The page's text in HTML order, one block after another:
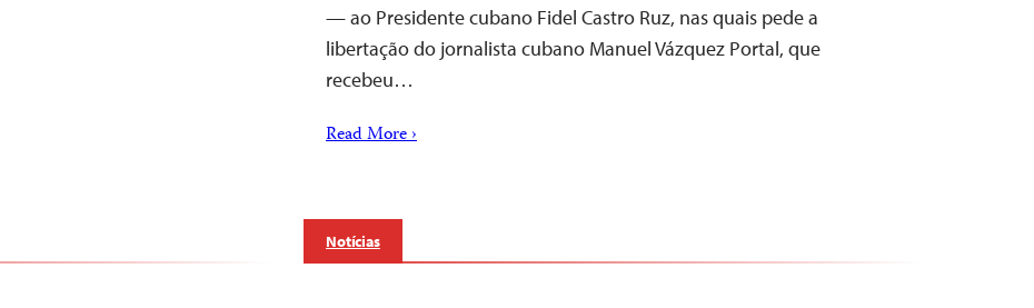
— ao Presidente cubano Fidel Castro Ruz, nas quais pede a
libertação do jornalista cubano Manuel Vázquez Portal, que
recebeu…
Read More ›
Notícias